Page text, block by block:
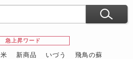
急上昇ワード
米 新商品 いづう
飛鳥の蘇